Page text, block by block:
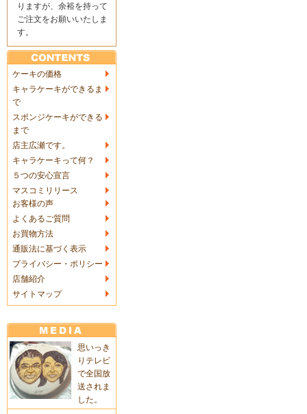
りますが、余裕を持って
ご注文をお願いいたしま
す。
ケーキの価格
キャラケーキができるま
で
スポンジケーキができる
まで
店主広瀬です。
キャラケーキって何？
５つの安心宣言
マスコミリリース
お客様の声
よくあるご質問
お買物方法
通販法に基づく表示
プライバシー・ポリシー
店舗紹介
サイトマップ
思いっき
りテレビ
で全国放
送されま
した。